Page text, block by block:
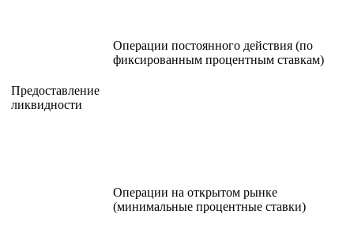
Предоставление
ликвидности
Операции постоянного действия (по
фиксированным процентным ставкам)
Операции на открытом рынке
(минимальные процентные ставки)